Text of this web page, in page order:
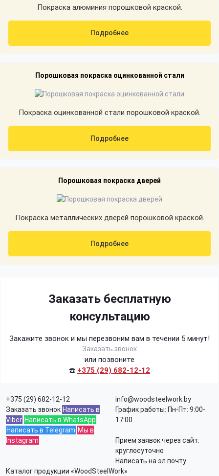
Покраска алюминия порошковой краской.
Подробнее
Порошковая покраска оцинкованной стали
Покраска оцинкованной стали порошковой краской.
Подробнее
Порошковая покраска дверей
Покраска металлических дверей порошковой краской.
Подробнее
Заказать бесплатную
консультацию
Закажите звонок и мы перезвоним вам в течении 5 минут!
Заказать звонок
или позвоните
☎️ +375 (29) 682-12-12
+375 (29) 682-12-12
Заказать звонок Написать в
Viber Написать в WhatsApp
Написать в Telegram Мы в
Instagram
info@woodsteelwork.by
График работы: Пн-Пт: 9:00-
17:00
Прием заявок через сайт:
круглосуточно
Написать на эл.почту
Каталог продукции «WoodSteelWork»